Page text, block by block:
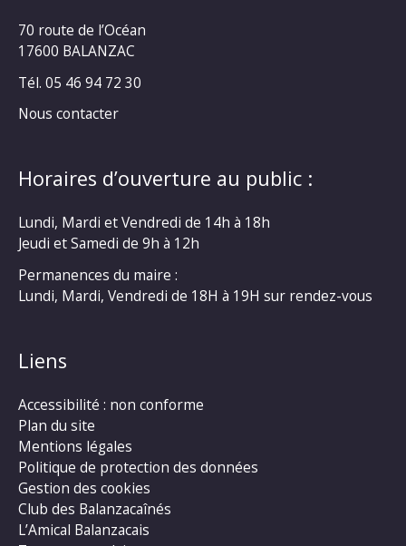
70 route de l’Océan
17600 BALANZAC
Tél. 05 46 94 72 30
Nous contacter
Horaires d’ouverture au public :
Lundi, Mardi et Vendredi de 14h à 18h
Jeudi et Samedi de 9h à 12h
Permanences du maire :
Lundi, Mardi, Vendredi de 18H à 19H sur rendez-vous
Liens
Accessibilité : non conforme
Plan du site
Mentions légales
Politique de protection des données
Gestion des cookies
Club des Balanzacaînés
L’Amical Balanzacais